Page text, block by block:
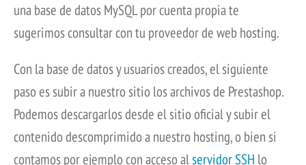
una base de datos MySQL por cuenta propia te
sugerimos consultar con tu proveedor de web hosting.
Con la base de datos y usuarios creados, el siguiente
paso es subir a nuestro sitio los archivos de Prestashop.
Podemos descargarlos desde el sitio oficial y subir el
contenido descomprimido a nuestro hosting, o bien si
contamos por ejemplo con acceso alservidor SSH lo